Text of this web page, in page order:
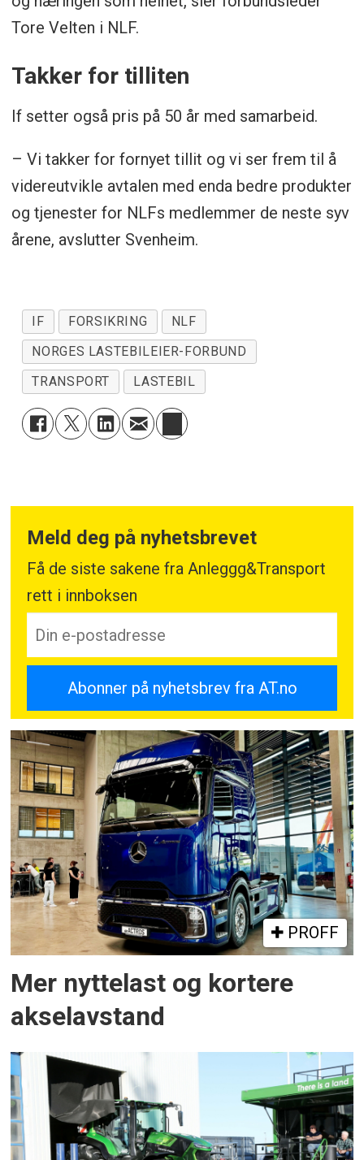
Tore Velten i NLF.
Takker for tilliten
If setter også pris på 50 år med samarbeid.
– Vi takker for fornyet tillit og vi ser frem til å
videreutvikle avtalen med enda bedre produkter
og tjenester for NLFs medlemmer de neste syv
årene, avslutter Svenheim.
IF FORSIKRING
NLF
NORGES LASTEBILEIER-FORBUND
TRANSPORT
LASTEBIL
Meld deg på nyhetsbrevet
Få de siste sakene fra Anleggg&Transport
rett i innboksen
PROFF
Mer nyttelast og kortere
akselavstand